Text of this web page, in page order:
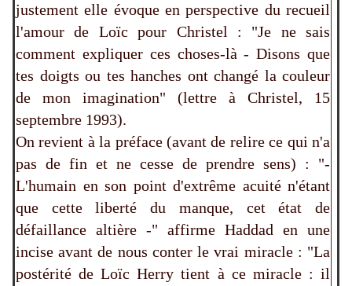
justement elle évoque en perspective du recueil
l'amour de Loïc pour Christel : "Je ne sais
comment expliquer ces choses-là - Disons que
tes doigts ou tes hanches ont changé la couleur
de mon imagination" (lettre à Christel, 15
septembre 1993).
On revient à la préface (avant de relire ce qui n'a
pas de fin et ne cesse de prendre sens) : "-
L'humain en son point d'extrême acuité n'étant
que cette liberté du manque, cet état de
défaillance altière -" affirme Haddad en une
incise avant de nous conter le vrai miracle : "La
postérité de Loïc Herry tient à ce miracle : il